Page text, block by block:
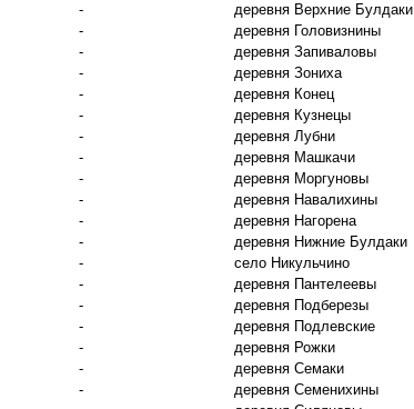
-
деревня Верхние Булдаки
-
деревня Головизнины
-
деревня Запиваловы
-
деревня Зониха
-
деревня Конец
-
деревня Кузнецы
-
деревня Лубни
-
деревня Машкачи
-
деревня Моргуновы
-
деревня Навалихины
-
деревня Нагорена
-
деревня Нижние Булдаки
-
село Никульчино
-
деревня Пантелеевы
-
деревня Подберезы
-
деревня Подлевские
-
деревня Рожки
-
деревня Семаки
-
деревня Семенихины